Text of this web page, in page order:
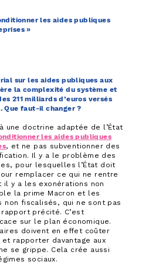
les aides publiques
»
sur les aides publiques aux
la complexité du système et
211 milliards d’euros versés
Que faut-il changer ?
une doctrine adaptée de l’État
les aides publiques
, et ne pas subventionner des
Il y a le problème des
pour lesquelles l’État doit
remplacer ce qui ne rentre
il y a les exonérations non
la prime Macron et les
non fiscalisés, qui ne sont pas
précité. C’est
sur le plan économique.
doivent en effet coûter
rapporter davantage aux
se grippe. Cela crée aussi
sociaux.